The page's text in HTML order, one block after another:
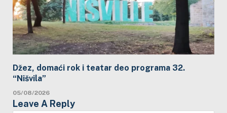
Džez, domaći rok i teatar deo programa 32.
“Nišvila”
05/08/2026
Leave A Reply